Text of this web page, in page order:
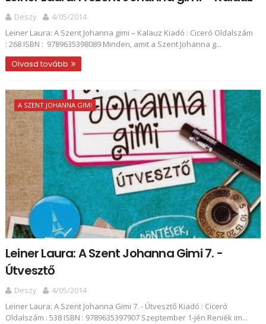
Deszy
4/05/2014
Leiner Laura: A Szent Johanna gimi – Kalauz Kiadó : Ciceró Oldalszám
: 268 ISBN : 9789635398089 Minden, amit a Szent Johanna g...
Olvasd tovább
A SZENT JOHANNA GIMI
Leiner Laura: A Szent Johanna Gimi 7. -
Útvesztő
Deszy
4/05/2014
Leiner Laura: A Szent Johanna Gimi 7. - Útvesztő Kiadó : Ciceró
Oldalszám : 538 ISBN : 9789635397907 Szeptember 1-jén Reniék im...